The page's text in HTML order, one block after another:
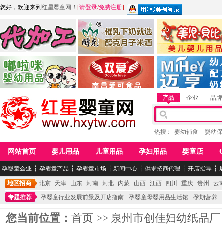
您好，欢迎来到 红星婴童网 ！ [请登录/免费注册]
江西麦嘟嘟食品有限公司
青岛嘟啦咪婴幼儿用品公司
江西醇之客月子米酒 惠州市美儿婴儿用品
湖南迈亨母婴用品有限
产品 企业 品牌
热搜： 婴幼辅食 婴幼
网站首页 婴儿用品 儿童用品 孕妇用品 婴童店
孕婴童企业 ┆ 孕婴童产品 ┆ 孕婴童市场 ┆ 新闻中心 ┆ 供求招商代理 ┆ 开店指导 ┆
地区招商 北京 天津 山东 河南 河北 内蒙 山西 江西 四川 重庆 贵州
云
专题推荐
孕婴童行业发展前景及开店指南 孕婴童母婴用品生活馆 孕期营养
您当前位置： 首页 >> 泉州市创佳妇幼纸品厂